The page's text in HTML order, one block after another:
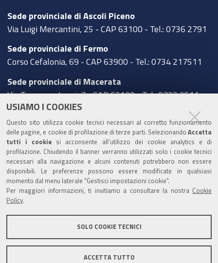
USIAMO I COOKIES
Questo sito utilizza cookie tecnici necessari al corretto funzionamento
delle pagine, e cookie di profilazione di terze parti. Selezionando Accetta
tutti i cookie si acconsente all’utilizzo dei cookie analytics e di
profilazione. Chiudendo il banner verranno utilizzati solo i cookie tecnici
necessari alla navigazione e alcuni contenuti potrebbero non essere
disponibili. Le preferenze possono essere modificate in qualsiasi
momento dal menu laterale "Gestisci impostazioni cookie".
Per maggiori informazioni, ti invitiamo a consultare la nostra Cookie
Policy
SOLO COOKIE TECNICI
ACCETTA TUTTO
Sede provinciale di Ascoli Piceno
Via Luigi Mercantini, 25 - CAP 63100 - Tel.: 0736 2791
Sede provinciale di Fermo
Corso Cefalonia, 69 - CAP 63900 - Tel.: 0734 217511
Sede provinciale di Macerata
Via Tommaso Lauri, 7 - CAP 62100 - Tel.: 0733 2511
Corso XI Settembre, 116 - CAP 61121 - Tel.: 0721
3571
TRASPARENZA
Amministrazione trasparente
Statistiche Web del sito (fonte Web Analytics Italia)
Contatti
Mappa del sito Privacy policy
Note legali
Dichiarazione di accessibilità